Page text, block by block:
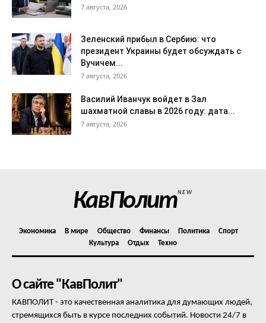
7 августа, 2026
Зеленский прибыл в Сербию: что
президент Украины будет обсуждать с
Вучичем...
7 августа, 2026
Василий Иванчук войдет в Зал
шахматной славы в 2026 году: дата...
7 августа, 2026
КавПолитNEW
Экономика В мире Общество Финансы Политика
Спорт
Культура
Отдых Техно
О сайте "КавПолит"
КАВПОЛИТ - это качественная аналитика для думающих людей,
стремящихся быть в курсе последних событий. Новости 24/7 в